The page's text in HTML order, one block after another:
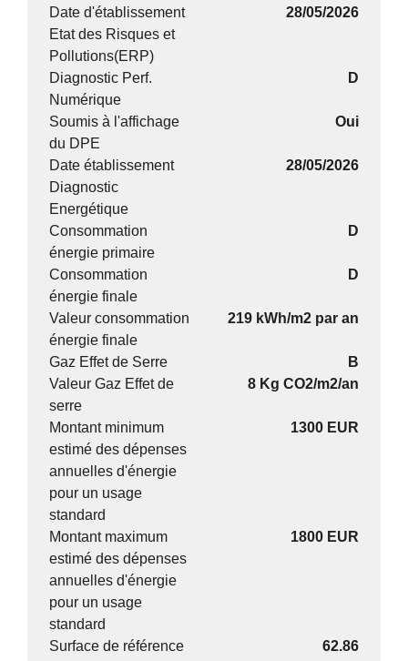
Date d'établissement
Etat des Risques et
Pollutions(ERP)
28/05/2026
Diagnostic Perf.
Numérique
D
Soumis à l'affichage
du DPE
Oui
Date établissement
Diagnostic
Energétique
28/05/2026
Consommation
énergie primaire
D
Consommation
énergie finale
D
Valeur consommation
énergie finale
219 kWh/m2 par an
Gaz Effet de Serre
B
Valeur Gaz Effet de
serre
8 Kg CO2/m2/an
Montant minimum
estimé des dépenses
annuelles d'énergie
pour un usage
standard
1300 EUR
Montant maximum
estimé des dépenses
annuelles d'énergie
pour un usage
standard
1800 EUR
Surface de référence 62.86